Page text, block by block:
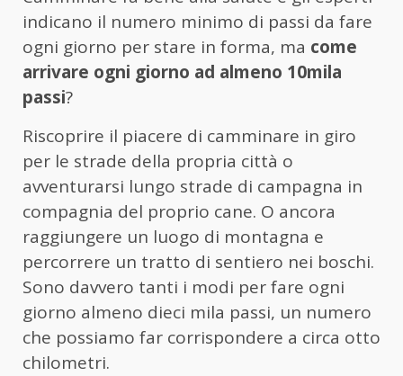
indicano il numero minimo di passi da fare
ogni giorno per stare in forma, ma come
arrivare ogni giorno ad almeno 10mila
passi?
Riscoprire il piacere di camminare in giro
per le strade della propria città o
avventurarsi lungo strade di campagna in
compagnia del proprio cane. O ancora
raggiungere un luogo di montagna e
percorrere un tratto di sentiero nei boschi.
Sono davvero tanti i modi per fare ogni
giorno almeno dieci mila passi, un numero
che possiamo far corrispondere a circa otto
chilometri.